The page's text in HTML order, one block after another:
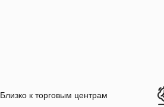
Близко к торговым центрам